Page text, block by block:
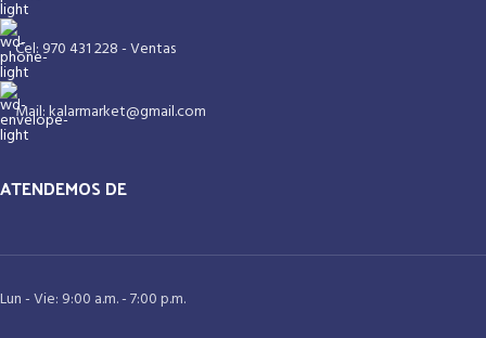
Cel: 970 431 228 - Ventas
Mail: kalarmarket@gmail.com
ATENDEMOS DE
Lun - Vie: 9:00 a.m. - 7:00 p.m.